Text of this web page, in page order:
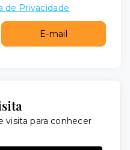
de Privacidade
E-mail
visita para conhecer